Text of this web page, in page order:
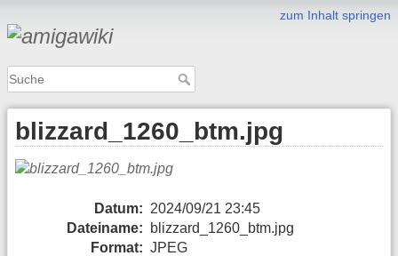
zum Inhalt springen
blizzard_1260_btm.jpg
Datum: 2024/09/21 23:45
Dateiname:
blizzard_1260_btm.jpg
Format: JPEG